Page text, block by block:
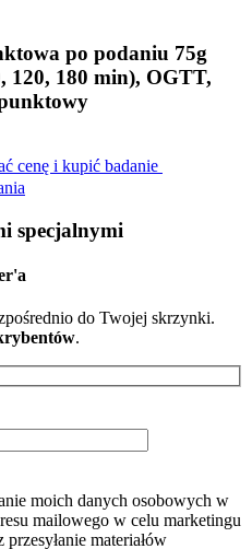
po podaniu 75g
120, 180 min), OGTT,
cenę i kupić badanie
specjalnymi
do Twojej skrzynki.
.
moich danych osobowych w
mailowego w celu marketingu
materiałów